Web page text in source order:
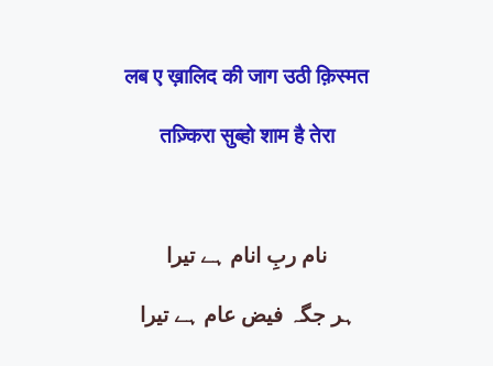
लब ए ख़ालिद की जाग उठी क़िस्मत
तज़्किरा सुब्हो शाम है तेरा
نام ربِ انام ہے تیرا
ہر جگہ فیض عام ہے تیرا